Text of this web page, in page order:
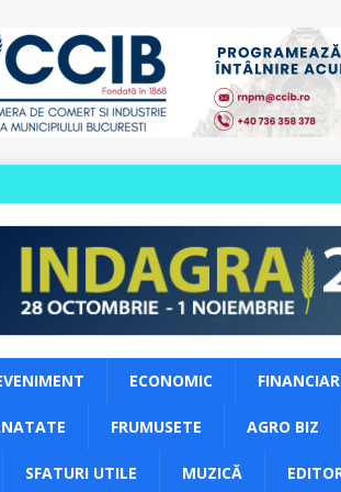
ECONOMIC
FRUMUSETE AGRO BIZ
SFATURI UTILE MUZICĂ